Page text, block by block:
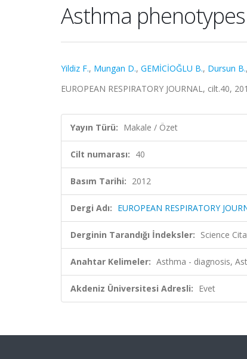
Asthma
Yildiz F., Mungan D., GEMİCİOĞLU B., Dursun B.,
EUROPEAN RESPIRATORY JOURNAL, cilt.40,
Yayın Türü: Makale / Özet
Cilt numarası: 40
Basım Tarihi: 2012
Dergi Adı: EUROPEAN RESPIRATORY
Derginin Tarandığı İndeksler: Science
Anahtar Kelimeler: Asthma - diagnosis,
Akdeniz Üniversitesi Adresli: Evet